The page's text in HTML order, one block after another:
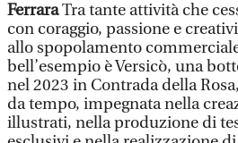
FerraraTra tante attività che
con coraggio, passione e
allo spopolamento
bell’esempio è Versicò, una
nel 2023 in Contrada della
da tempo, impegnata nella
illustrati, nella produzione di